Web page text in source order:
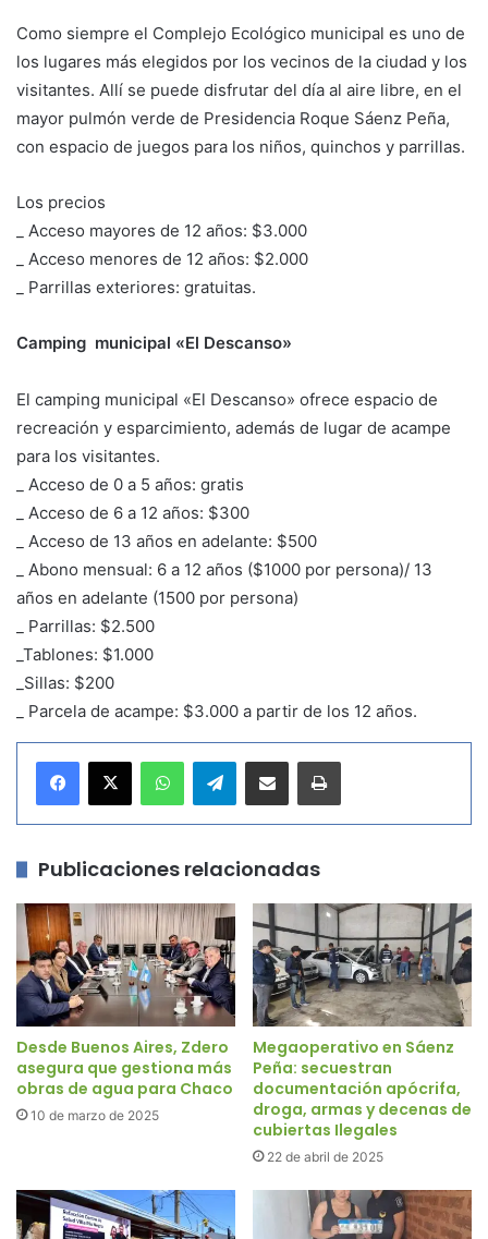
Como siempre el Complejo Ecológico municipal es uno de
los lugares más elegidos por los vecinos de la ciudad y los
visitantes. Allí se puede disfrutar del día al aire libre, en el
mayor pulmón verde de Presidencia Roque Sáenz Peña,
con espacio de juegos para los niños, quinchos y parrillas.
Los precios
_ Acceso mayores de 12 años: $3.000
_ Acceso menores de 12 años: $2.000
_ Parrillas exteriores: gratuitas.
Camping municipal «El Descanso»
El camping municipal «El Descanso» ofrece espacio de
recreación y esparcimiento, además de lugar de acampe
para los visitantes.
_ Acceso de 0 a 5 años: gratis
_ Acceso de 6 a 12 años: $300
_ Acceso de 13 años en adelante: $500
_ Abono mensual: 6 a 12 años ($1000 por persona)/ 13
años en adelante (1500 por persona)
_ Parrillas: $2.500
_Tablones: $1.000
_Sillas: $200
_ Parcela de acampe: $3.000 a partir de los 12 años.
Telegram
Publicaciones relacionadas
Desde Buenos Aires, Zdero
asegura que gestiona más
obras de agua para Chaco
10 de marzo de 2025
Megaoperativo en Sáenz
Peña: secuestran
documentación apócrifa,
droga, armas y decenas de
cubiertas Ilegales
22 de abril de 2025